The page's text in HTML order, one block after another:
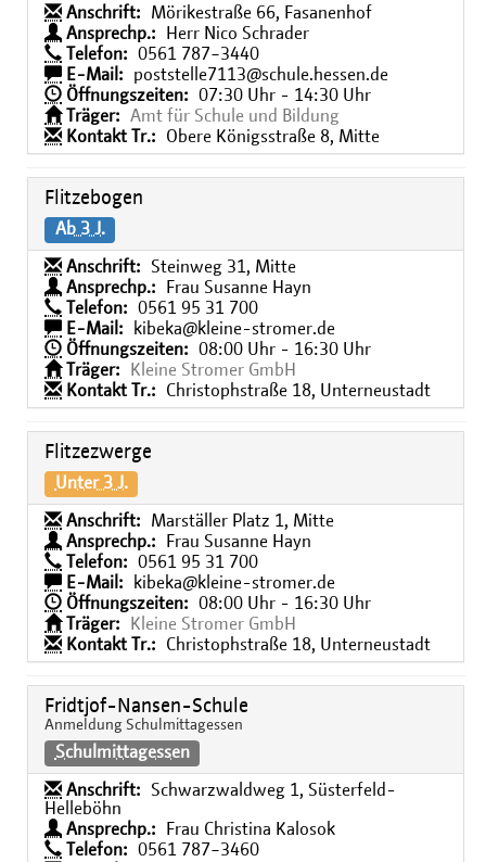
Anschrift:
Mörikestraße 66, Fasanenhof
Ansprechp.:
Herr Nico Schrader
Telefon:
0561 787−3440
E-Mail:
poststelle7113@schule.hessen.de
Öffnungszeiten:
07:30 Uhr - 14:30 Uhr
Träger:
Amt für Schule und Bildung
Kontakt Tr.:
Obere Königsstraße 8, Mitte
Flitzebogen
Ab 3 J.
Anschrift:
Steinweg 31, Mitte
Ansprechp.:
Frau Susanne Hayn
Telefon:
0561 95 31 700
E-Mail:
kibeka@kleine-stromer.de
Öffnungszeiten:
08:00 Uhr - 16:30 Uhr
Träger:
Kleine Stromer GmbH
Kontakt Tr.:
Christophstraße 18, Unterneustadt
Flitzezwerge
Unter 3 J.
Anschrift:
Marställer Platz 1, Mitte
Ansprechp.:
Frau Susanne Hayn
Telefon:
0561 95 31 700
E-Mail:
kibeka@kleine-stromer.de
Öffnungszeiten:
08:00 Uhr - 16:30 Uhr
Träger:
Kleine Stromer GmbH
Kontakt Tr.:
Christophstraße 18, Unterneustadt
Fridtjof-Nansen-Schule
Anmeldung Schulmittagessen
Schulmittagessen
Anschrift:
Schwarzwaldweg 1, Süsterfeld-
Helleböhn
Ansprechp.:
Frau Christina Kalosok
Telefon:
0561 787−3460